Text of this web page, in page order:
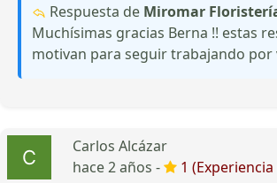
Respuesta de Miromar
Muchísimas gracias Berna !! estas
motivan para seguir trabajando por
Carlos Alcázar
hace 2 años -
1